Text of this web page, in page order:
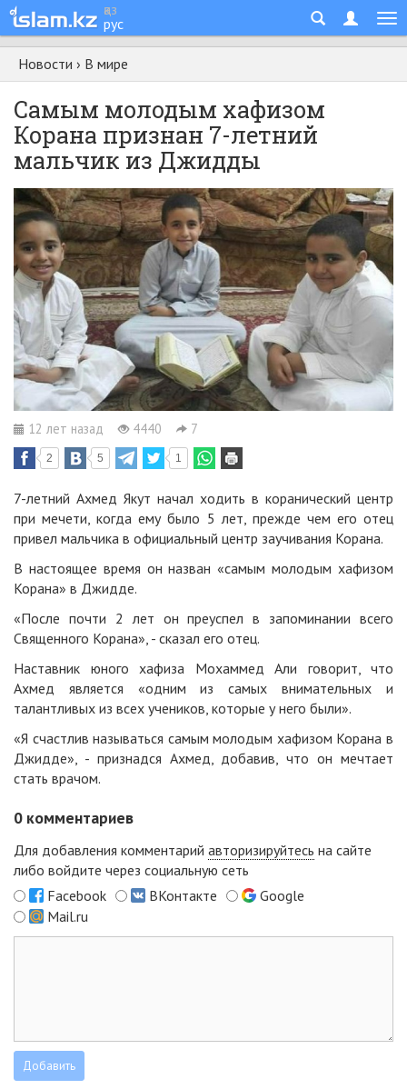
қаз
рус
Новости › В мире
Самым молодым хафизом
Корана признан 7-летний
мальчик из Джидды
12 лет назад 4440 7
2 5 1
7-летний Ахмед Якут начал ходить в коранический центр
при мечети, когда ему было 5 лет, прежде чем его отец
привел мальчика в официальный центр заучивания Корана.
В настоящее время он назван «самым молодым хафизом
Корана» в Джидде.
«После почти 2 лет он преуспел в запоминании всего
Священного Корана», - сказал его отец.
Наставник юного хафиза Мохаммед Али говорит, что
Ахмед является «одним из самых внимательных и
талантливых из всех учеников, которые у него были».
«Я счастлив называться самым молодым хафизом Корана в
Джидде», - признадся Ахмед, добавив, что он мечтает
стать врачом.
0 комментариев
Для добавления комментарий авторизируйтесь на сайте
либо войдите через социальную сеть
Facebook
ВКонтакте
Google
Mail.ru